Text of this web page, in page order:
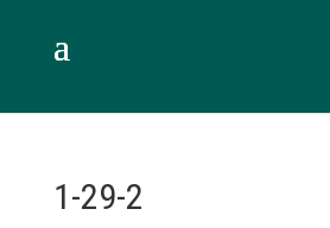
1-29-2